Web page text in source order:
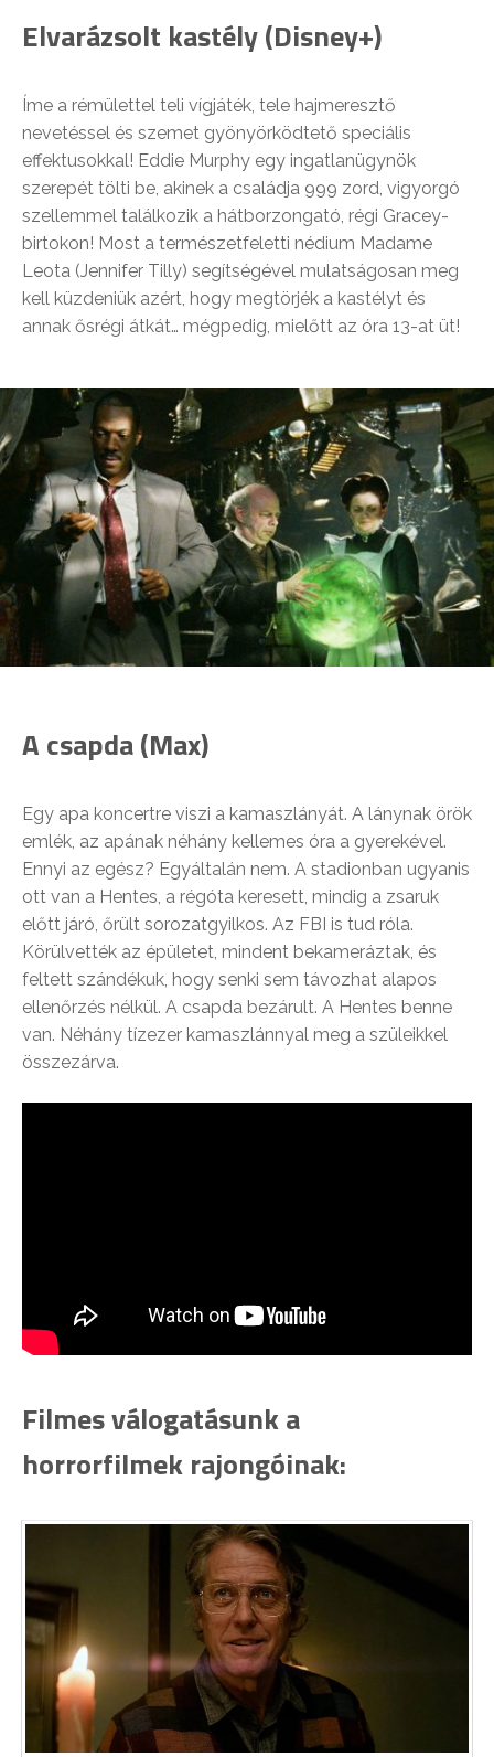
Elvarázsolt kastély (Disney+)
Íme a rémülettel teli vígjáték, tele hajmeresztő
nevetéssel és szemet gyönyörködtető speciális
effektusokkal! Eddie Murphy egy ingatlanügynök
szerepét tölti be, akinek a családja 999 zord, vigyorgó
szellemmel találkozik a hátborzongató, régi Gracey-
birtokon! Most a természetfeletti nédium Madame
Leota (Jennifer Tilly) segítségével mulatságosan meg
kell küzdeniük azért, hogy megtörjék a kastélyt és
annak ősrégi átkát… mégpedig, mielőtt az óra 13-at üt!
A csapda (Max)
Egy apa koncertre viszi a kamaszlányát. A lánynak örök
emlék, az apának néhány kellemes óra a gyerekével.
Ennyi az egész? Egyáltalán nem. A stadionban ugyanis
ott van a Hentes, a régóta keresett, mindig a zsaruk
előtt járó, őrült sorozatgyilkos. Az FBI is tud róla.
Körülvették az épületet, mindent bekameráztak, és
feltett szándékuk, hogy senki sem távozhat alapos
ellenőrzés nélkül. A csapda bezárult. A Hentes benne
van. Néhány tízezer kamaszlánnyal meg a szüleikkel
összezárva.
Filmes válogatásunk a
horrorfilmek rajongóinak: